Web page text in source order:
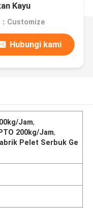
Kayu
Customize
Hubungi kami
Jam,
200kg/Jam,
Pelet Serbuk Ge